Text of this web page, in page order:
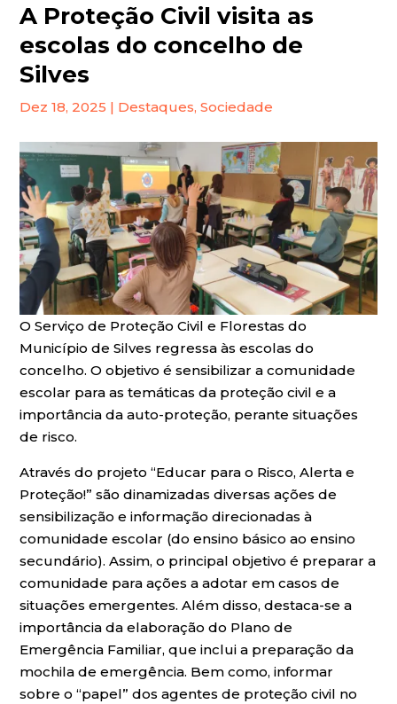
A Proteção Civil visita as
escolas do concelho de
Silves
Dez 18, 2025 | Destaques,Sociedade
O Serviço de Proteção Civil e Florestas do
Município de Silves regressa às escolas do
concelho. O objetivo é sensibilizar a comunidade
escolar para as temáticas da proteção civil e a
importância da auto-proteção, perante situações
de risco.
Através do projeto “Educar para o Risco, Alerta e
Proteção!” são dinamizadas diversas ações de
sensibilização e informação direcionadas à
comunidade escolar (do ensino básico ao ensino
secundário). Assim, o principal objetivo é preparar a
comunidade para ações a adotar em casos de
situações emergentes. Além disso, destaca-se a
importância da elaboração do Plano de
Emergência Familiar, que inclui a preparação da
mochila de emergência. Bem como, informar
sobre o “papel” dos agentes de proteção civil no